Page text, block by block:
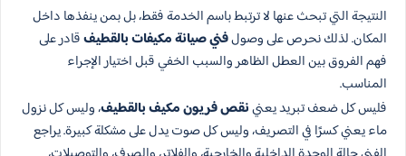
النتيجة التي تبحث عنها لا ترتبط باسم الخدمة فقط، بل بمن ينفذها داخل
المكان. لذلك نحرص على وصولفني صيانة مكيفات بالقطيفقادر على
فهم الفروق بين العطل الظاهر والسبب الخفي قبل اختيار الإجراء
المناسب.
فليس كل ضعف تبريد يعنينقص فريون مكيف بالقطيف، وليس كل نزول
ماء يعني كسرًا في التصريف، وليس كل صوت يدل على مشكلة كبيرة. يراجع